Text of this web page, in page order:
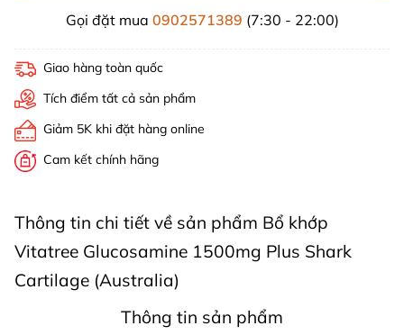
Gọi đặt mua 0902571389 (7:30 - 22:00)
Giao hàng toàn quốc
Tích điểm tất cả sản phẩm
Giảm 5K khi đặt hàng online
Cam kết chính hãng
Thông tin chi tiết về sản phẩm Bổ khớp
Vitatree Glucosamine 1500mg Plus Shark
Cartilage (Australia)
Thông tin sản phẩm